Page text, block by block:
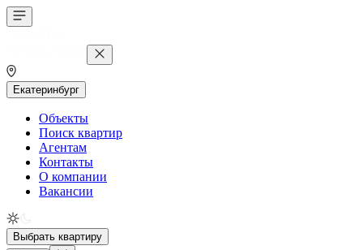
Екатеринбург
Объекты
Поиск квартир
Агентам
Контакты
О компании
Вакансии
Выбрать квартиру